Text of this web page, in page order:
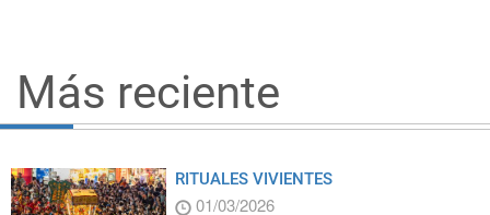
Más reciente
RITUALES VIVIENTES
01/03/2026